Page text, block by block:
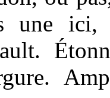
une